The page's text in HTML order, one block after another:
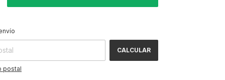
CALCULAR
postal